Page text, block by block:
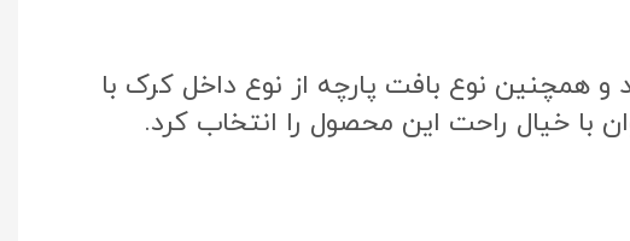
همچنین نوع بافت پارچه از نوع داخل کرک با
با خیال راحت این محصول را انتخاب کرد.